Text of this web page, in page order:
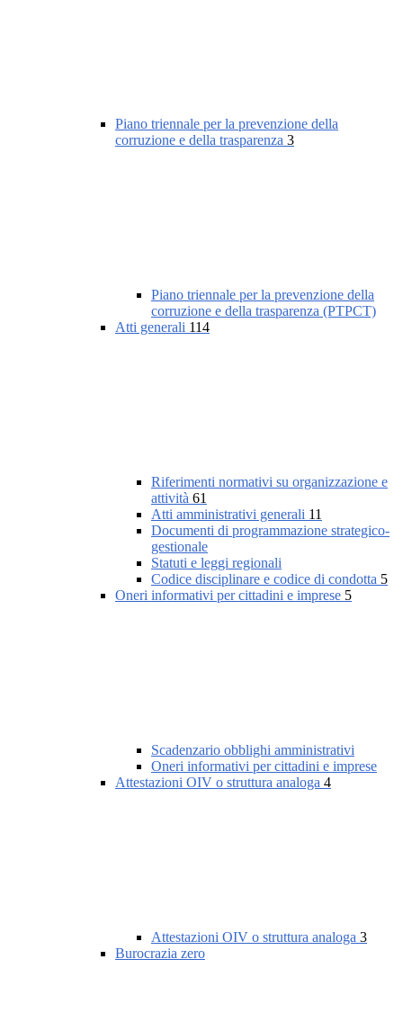
Piano triennale per la prevenzione della
corruzione e della trasparenza 3
Piano triennale per la prevenzione della
corruzione e della trasparenza (PTPCT)
Atti generali 114
Riferimenti normativi su organizzazione e
attività 61
Atti amministrativi generali 11
Documenti di programmazione strategico-
gestionale
Statuti e leggi regionali
Codice disciplinare e codice di condotta 5
Oneri informativi per cittadini e imprese 5
Scadenzario obblighi amministrativi
Oneri informativi per cittadini e imprese
Attestazioni OIV o struttura analoga 4
Attestazioni OIV o struttura analoga 3
Burocrazia zero